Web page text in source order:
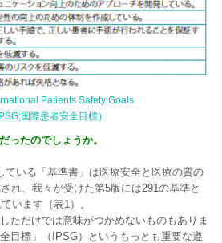
Patients Safety Goals
国際患者安全目標）
ったのでしょうか。
ている「基準書」は医療安全と医療の質の
れ、我々が受けた第5版には291の基準と
います（表1）。
ただけでは意味がつかめないものもありま
目標」（IPSG）というもっとも重要な遵